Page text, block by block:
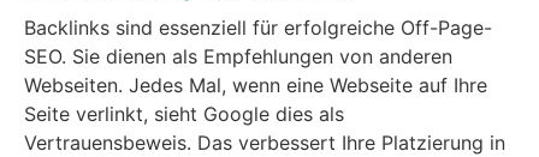
Backlinks sind essenziell für erfolgreiche Off-Page-
SEO. Sie dienen als Empfehlungen von anderen
Webseiten. Jedes Mal, wenn eine Webseite auf Ihre
Seite verlinkt, sieht Google dies als
Vertrauensbeweis. Das verbessert Ihre Platzierung in